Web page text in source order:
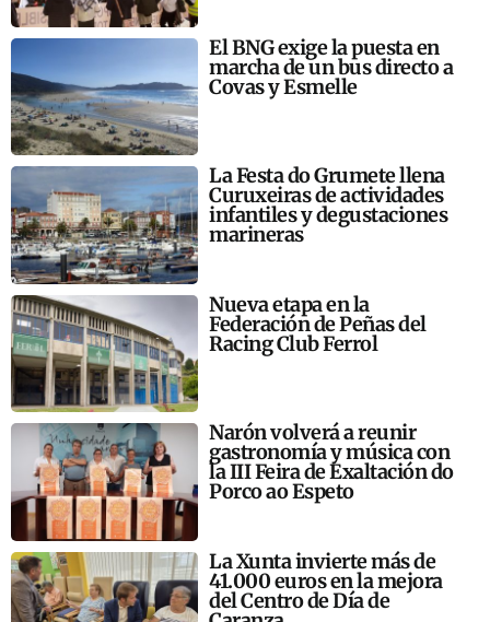
El BNG exige la puesta en
marcha de un bus directo a
Covas y Esmelle
La Festa do Grumete llena
Curuxeiras de actividades
infantiles y degustaciones
marineras
Nueva etapa en la
Federación de Peñas del
Racing Club Ferrol
Narón volverá a reunir
gastronomía y música con
la III Feira de Exaltación do
Porco ao Espeto
La Xunta invierte más de
41.000 euros en la mejora
del Centro de Día de